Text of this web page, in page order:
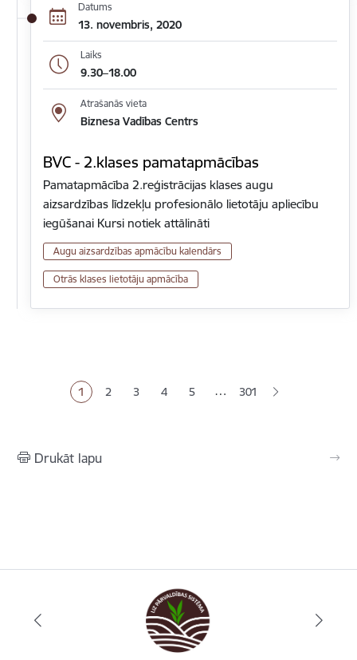
Datums
13. novembris, 2020
Laiks
9.30–18.00
Atrašanās vieta
Biznesa Vadības Centrs
BVC - 2.klases pamatapmācības
Pamatapmācība 2.reģistrācijas klases augu
aizsardzības līdzekļu profesionālo lietotāju apliecību
iegūšanai Kursi notiek attālināti
Augu aizsardzības apmācību kalendārs
Otrās klases lietotāju apmācība
Pašreizējā lapa
1 Lapa
2 Lapa
3 Lapa
4 Lapa
5 … 301
Drukāt lapu